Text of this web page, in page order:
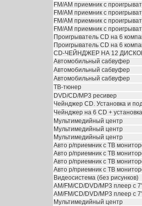
FM/AM приемник с
FM/AM приемник с
FM/AM приемник с
FM/AM приемник с
Проигрыватель CD на 6
Проигрыватель CD на 6
CD-ЧЕЙНДЖЕР НА 12 ДИСКОВ
Автомобильный сабвуфер
Автомобильный сабвуфер
Автомобильный сабвуфер
ТВ-тюнер
DVD/CD/MP3 ресивер
Чейнджер CD. Установка и
Чейнджер на 6 CD + установка
Мультимедийный центр
Мультимедийный центр
Мультимедийный центр
Авто р/приемник с ТВ
Авто р/приемник с ТВ
Авто р/приемник с ТВ
Авто р/приемник с ТВ
Видеосистема (без рисунков)
AM/FM/CD/DVD/MP3 плеер с
AM/FM/CD/DVD/MP3 плеер с
Мультимедийный центр